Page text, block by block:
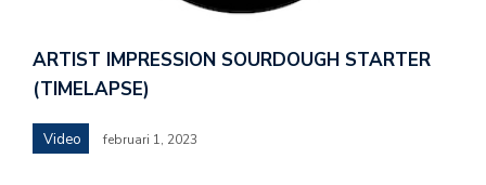
ARTIST IMPRESSION SOURDOUGH STARTER
(TIMELAPSE)
Video februari 1, 2023